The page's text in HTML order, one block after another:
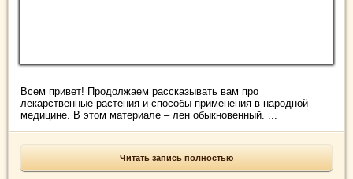
Всем привет! Продолжаем рассказывать вам про
лекарственные растения и способы применения в народной
медицине. В этом материале – лен обыкновенный. ...
Читать запись полностью